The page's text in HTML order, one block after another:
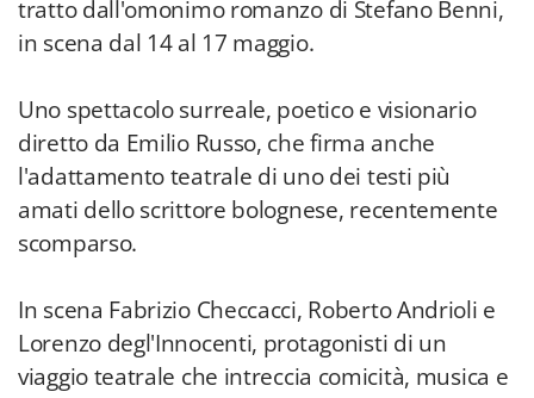
tratto dall'omonimo romanzo di Stefano Benni,
in scena dal 14 al 17 maggio.
Uno spettacolo surreale, poetico e visionario
diretto da Emilio Russo, che firma anche
l'adattamento teatrale di uno dei testi più
amati dello scrittore bolognese, recentemente
scomparso.
In scena Fabrizio Checcacci, Roberto Andrioli e
Lorenzo degl'Innocenti, protagonisti di un
viaggio teatrale che intreccia comicità, musica e